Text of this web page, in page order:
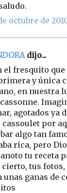
octubre de
dijo...
el fresquito
y única
en nuestra
agotados ya
cassoulet por
algo tan
rica, pero
tu receta
cierto, tus
unas ganas de